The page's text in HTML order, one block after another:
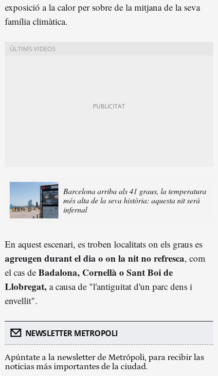
exposició a la calor per sobre de la mitjana de la seva
família climàtica.
Barcelona arriba als 41 graus, la temperatura
més alta de la seva història: aquesta nit serà
infernal
En aquest escenari, es troben localitats on els graus es
agreugen durant el dia o on la nit no refresca, com
el cas de Badalona, Cornellà o Sant Boi de
Llobregat, a causa de "l'antiguitat d'un parc dens i
envellit".
NEWSLETTER METROPOLI
Apúntate a la newsletter de Metrópoli, para recibir las
noticias más importantes de la ciudad.